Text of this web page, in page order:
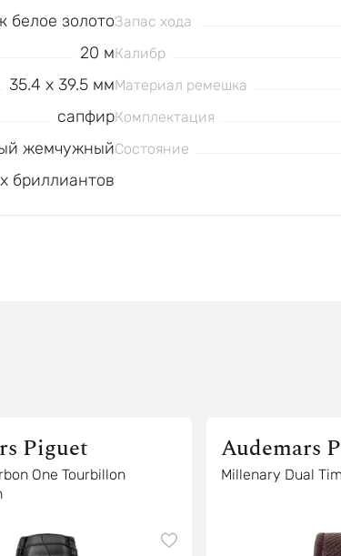
белое золото
20 м
35.4 x 39.5 мм
сапфир
жемчужный
бриллиантов
Запас хода
Калибр
Материал ремешка
Комплектация
Состояние
Piguet
One Tourbillon
Audemars
Millenary Dual